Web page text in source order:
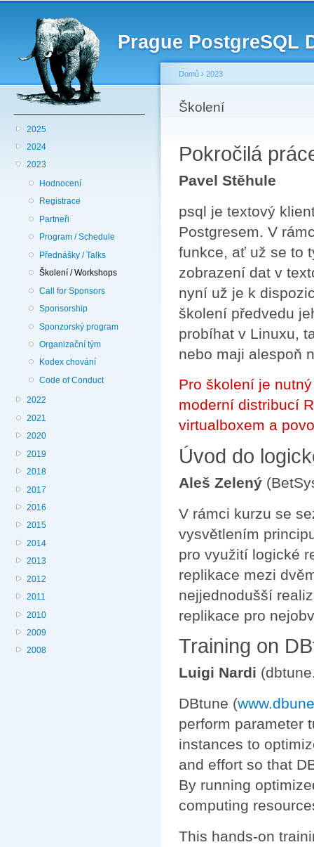
Prague PostgreSQL
_________________
2025
2024
2023
Hodnocení
Registrace
Partneři
Program / Schedule
Přednášky / Talks
Školení / Workshops
Call for Sponsors
Sponsorship
Sponzorský program
Organizační tým
Kodex chování
Code of Conduct
2022
2021
2020
2019
2018
2017
2016
2015
2014
2013
2012
2011
2010
2009
2008
Jste zde
Domů › 2023
Školení
Pokročilá
Pavel Stěhule
psql je textový
Postgresem. V
funkce, ať už se to
zobrazení dat v
nyní už je k
školení předvedu
probíhat v Linuxu,
nebo maji alespoň
Pro školení je
moderní distribucí
virtualboxem a
Úvod do
Aleš Zelený
V rámci kurzu se
vysvětlením
pro využití logické
replikace mezi
nejjednodušší
replikace pro
Training on
Luigi Nardi
DBtune (
perform parameter
instances to
and effort so that
By running
computing
This hands-on